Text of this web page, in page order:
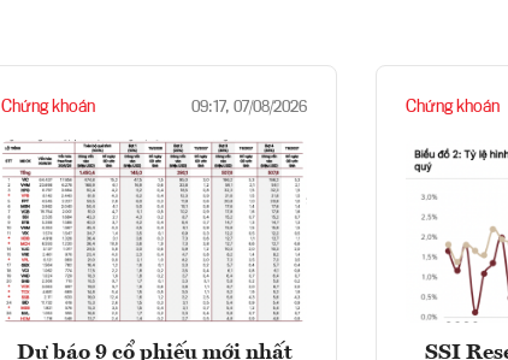
Chứng khoán 09:17, 07/08/2026
Dự báo 9 cổ phiếu mới nhất
Chứng khoán
SSI